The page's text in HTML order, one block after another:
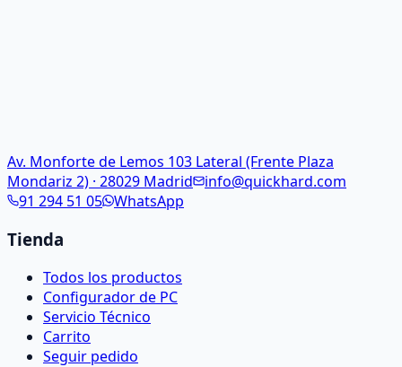
Av. Monforte de Lemos 103 Lateral (Frente Plaza
Mondariz 2) · 28029 Madrid
info@quickhard.com
91 294 51 05 WhatsApp
Tienda
Todos los productos
Configurador de PC
Servicio Técnico
Carrito
Seguir pedido